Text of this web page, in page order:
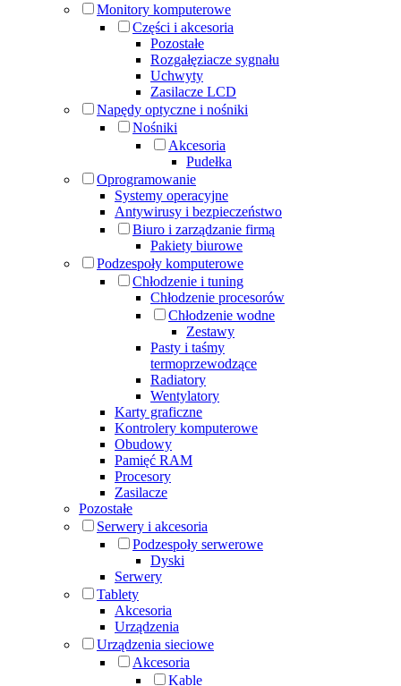
Monitory komputerowe
Części i akcesoria
Pozostałe
Rozgałęziacze sygnału
Uchwyty
Zasilacze LCD
Napędy optyczne i nośniki
Nośniki
Akcesoria
Pudełka
Oprogramowanie
Systemy operacyjne
Antywirusy i bezpieczeństwo
Biuro i zarządzanie firmą
Pakiety biurowe
Podzespoły komputerowe
Chłodzenie i tuning
Chłodzenie procesorów
Chłodzenie wodne
Zestawy
Pasty i taśmy
termoprzewodzące
Radiatory
Wentylatory
Karty graficzne
Kontrolery komputerowe
Obudowy
Pamięć RAM
Procesory
Zasilacze
Pozostałe
Serwery i akcesoria
Podzespoły serwerowe
Dyski
Serwery
Tablety
Akcesoria
Urządzenia
Urządzenia sieciowe
Akcesoria
Kable